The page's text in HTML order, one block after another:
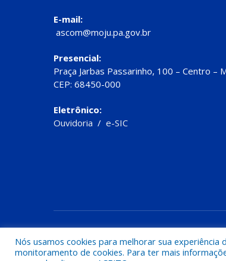
E-mail:
ascom@moju.pa.gov.br
Presencial:
Praça Jarbas Passarinho, 100 – Centro –
CEP: 68450-000
Eletrônico:
Ouvidoria / e-SIC
Nós usamos cookies para melhorar sua
monitoramento de cookies. Para ter mais